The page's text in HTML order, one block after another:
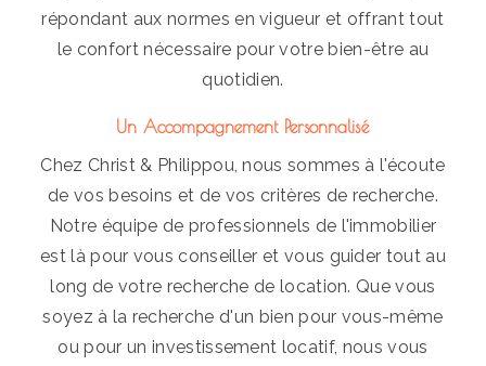
répondant aux normes en vigueur et offrant tout
le confort nécessaire pour votre bien-être au
quotidien.
Un Accompagnement Personnalisé
Chez Christ & Philippou, nous sommes à l'écoute
de vos besoins et de vos critères de recherche.
Notre équipe de professionnels de l'immobilier
est là pour vous conseiller et vous guider tout au
long de votre recherche de location. Que vous
soyez à la recherche d'un bien pour vous-même
ou pour un investissement locatif, nous vous